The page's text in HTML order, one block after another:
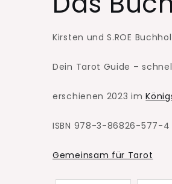
Kirsten und S.ROE
Dein Tarot Guide –
erschienen 2023 im
ISBN 978-3-86826-577-4
Gemeinsam für Tarot